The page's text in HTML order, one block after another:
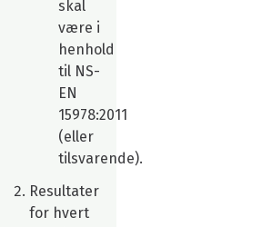
skal
være i
henhold
til NS-
EN
15978:2011
(eller
tilsvarende).
Resultater
for hvert